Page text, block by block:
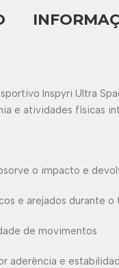
Inspyri Ultra
e atividades físicas
o impacto e
e arejados durante o
de movimentos
aderência e